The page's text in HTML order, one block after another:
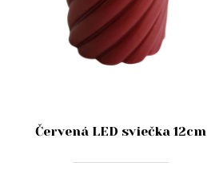
Červená LED sviečka 12cm